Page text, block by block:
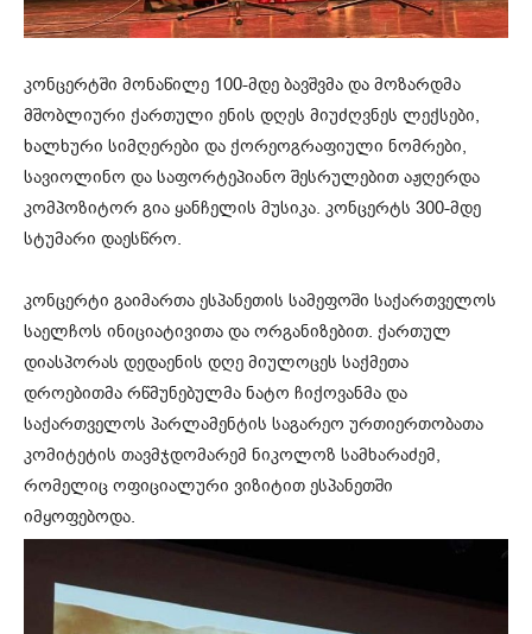
კონცერტში მონაწილე 100-მდე ბავშვმა და მოზარდმა
მშობლიური ქართული ენის დღეს მიუძღვნეს ლექსები,
ხალხური სიმღერები და ქორეოგრაფიული ნომრები,
სავიოლინო და საფორტეპიანო შესრულებით აჟღერდა
კომპოზიტორ გია ყანჩელის მუსიკა. კონცერტს 300-მდე
სტუმარი დაესწრო.
კონცერტი გაიმართა ესპანეთის სამეფოში საქართველოს
საელჩოს ინიციატივითა და ორგანიზებით. ქართულ
დიასპორას დედაენის დღე მიულოცეს საქმეთა
დროებითმა რწმუნებულმა ნატო ჩიქოვანმა და
საქართველოს პარლამენტის საგარეო ურთიერთობათა
კომიტეტის თავმჯდომარემ ნიკოლოზ სამხარაძემ,
რომელიც ოფიციალური ვიზიტით ესპანეთში
იმყოფებოდა.